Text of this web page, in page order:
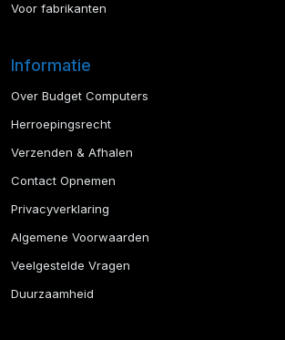
Voor fabrikanten
Informatie
Over Budget Computers
Herroepingsrecht
Verzenden & Afhalen
Contact Opnemen
Privacyverklaring
Algemene Voorwaarden
Veelgestelde Vragen
Duurzaamheid